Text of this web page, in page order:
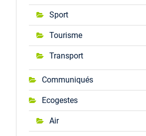
Sport
Tourisme
Transport
Communiqués
Ecogestes
Air